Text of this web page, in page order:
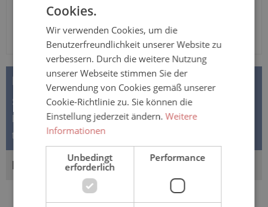
BESCHREIBUNG
Seni Care - Reinigungs- und Pflegeschaum mit
Pantenol - 500ml Spray Körperpflegeprodukte für
trockene und besonders anspruc…
BEWERTUNGEN
Cookies.
Wir verwenden Cookies, um die
Benutzerfreundlichkeit unserer Website zu
verbessern. Durch die weitere Nutzung
unserer Webseite stimmen Sie der
Verwendung von Cookies gemäß unserer
Cookie-Richtlinie zu. Sie können die
Einstellung jederzeit ändern.Weitere
Informationen
Unbedingt
erforderlich
Performance